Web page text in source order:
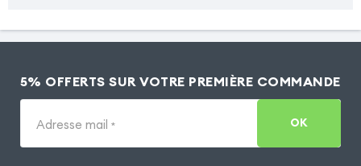
5% OFFERTS SUR VOTRE PREMIÈRE COMMANDE
Adresse mail * OK